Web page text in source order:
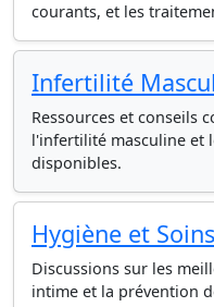
courants, et les
Infertilité
Ressources et conseils
l'infertilité masculine et
disponibles.
Hygiène et
Discussions sur les
intime et la prévention